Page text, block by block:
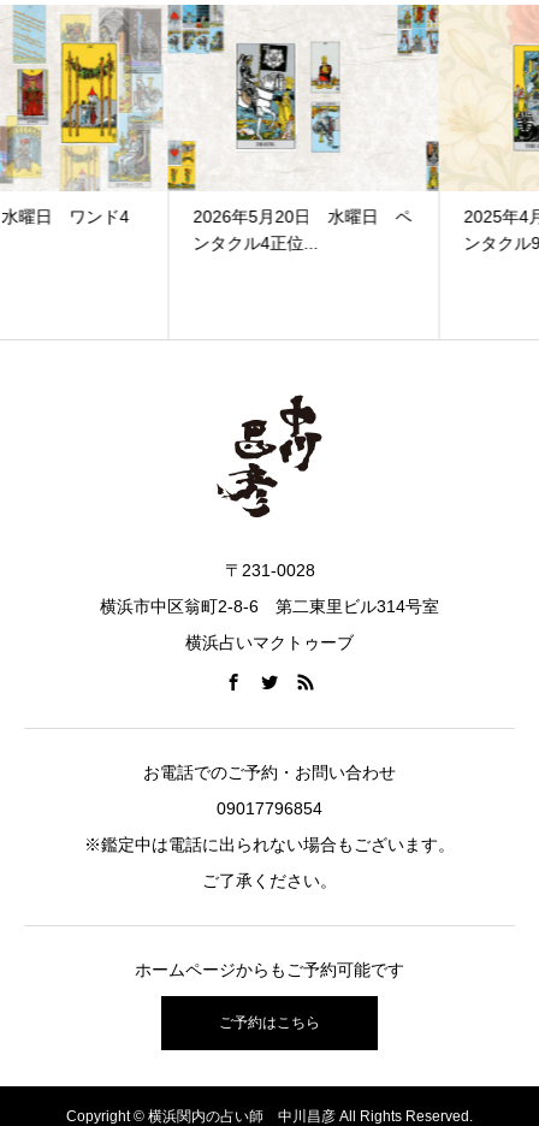
2026年5月20日 水曜日 ペ
2025年4月6日 日曜日 ペ
ンタクル9逆位置
〒231-0028
横浜市中区翁町2-8-6 第二東里ビル314号室
横浜占いマクトゥーブ
お電話でのご予約・お問い合わせ
09017796854
※鑑定中は電話に出られない場合もございます。
ご了承ください。
ホームページからもご予約可能です
ご予約はこちら
Copyright © 横浜関内の占い師 中川昌彦 All Rights Reserved.